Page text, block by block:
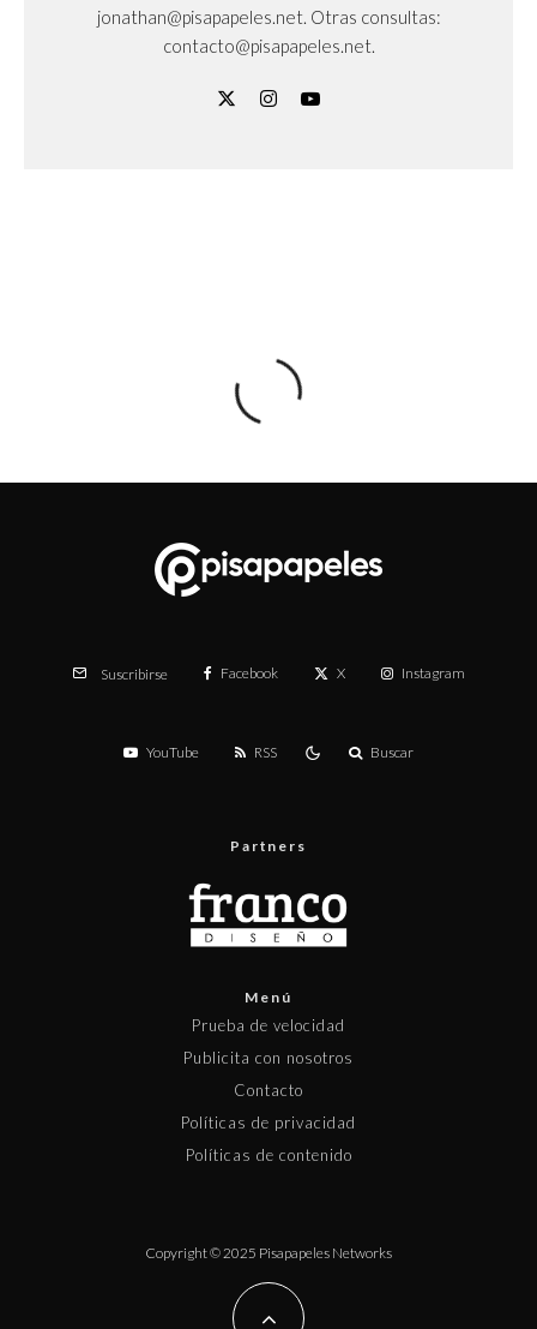
jonathan@pisapapeles.net. Otras consultas:
contacto@pisapapeles.net.
Suscribirse Facebook X Instagram
YouTube RSS Buscar
Partners
Menú
Prueba de velocidad
Publicita con nosotros
Contacto
Políticas de privacidad
Políticas de contenido
Copyright © 2025 Pisapapeles Networks